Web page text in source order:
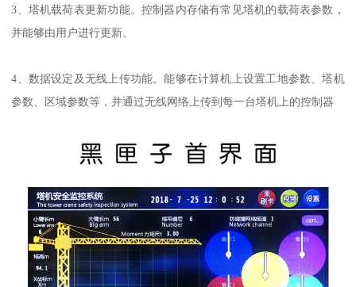
3、塔机载荷表更新功能。控制器内存储有常见塔机的载荷表参数，
并能够由用户进行更新。
4、数据设定及无线上传功能。能够在计算机上设置工地参数、塔机
参数、区域参数等，并通过无线网络上传到每一台塔机上的控制器